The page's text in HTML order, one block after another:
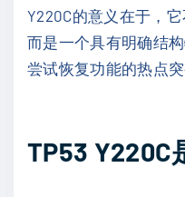
Y220C的意义在于，
而是一个具有明确结
尝试恢复功能的热点突
TP53 Y220C